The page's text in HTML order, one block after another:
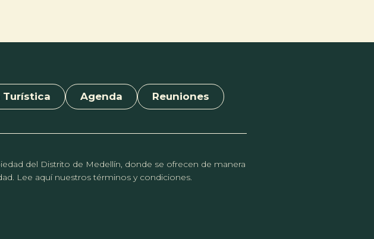
Agenda Reuniones
del Distrito de Medellín, donde se ofrecen de manera
Lee aquí nuestros términos y condiciones.